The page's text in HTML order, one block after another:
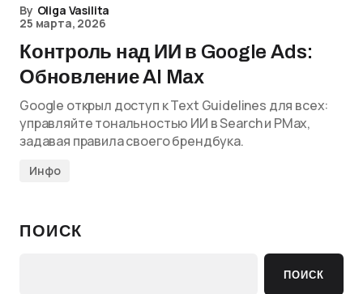
By Oliga Vasilita
25 марта, 2026
Контроль над ИИ в Google Ads:
Обновление AI Max
Google открыл доступ к Text Guidelines для всех:
управляйте тональностью ИИ в Search и PMax,
задавая правила своего брендбука.
Инфо
ПОИСК
ПОИСК